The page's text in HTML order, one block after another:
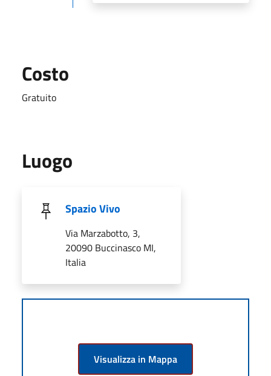
Costo
Gratuito
Luogo
Spazio Vivo
Via Marzabotto, 3,
20090 Buccinasco MI,
Italia
Visualizza in Mappa